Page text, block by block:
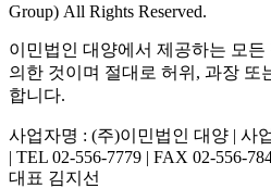
Group) All Rights Reserved.
이민법인 대양에서 제공하는 모든
의한 것이며 절대로 허위, 과장 또
합니다.
사업자명 : (주)이민법인 대양 | 사
| TEL 02-556-7779 | FAX 02-556-
대표 김지선